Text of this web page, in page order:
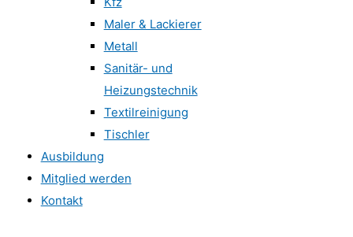
Maler & Lackierer
Metall
Sanitär- und
Heizungstechnik
Textilreinigung
Tischler
Ausbildung
Mitglied werden
Kontakt